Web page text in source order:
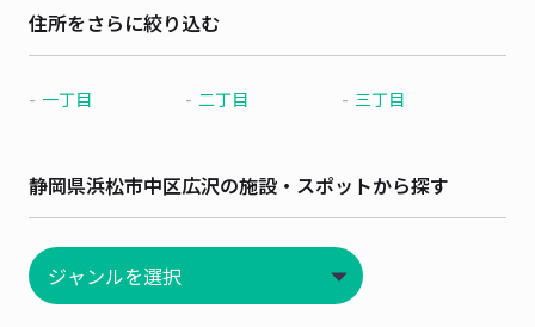
住所をさらに絞り込む
一丁目 二丁目 三丁目
静岡県浜松市中区広沢の施設・スポットから探す